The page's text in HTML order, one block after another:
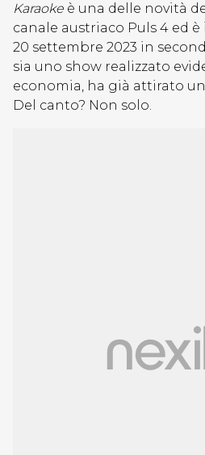
Karaoke è una delle novità
canale austriaco Puls 4 ed
20 settembre 2023 in
sia uno show realizzato
economia, ha già attirato
Del canto? Non solo.